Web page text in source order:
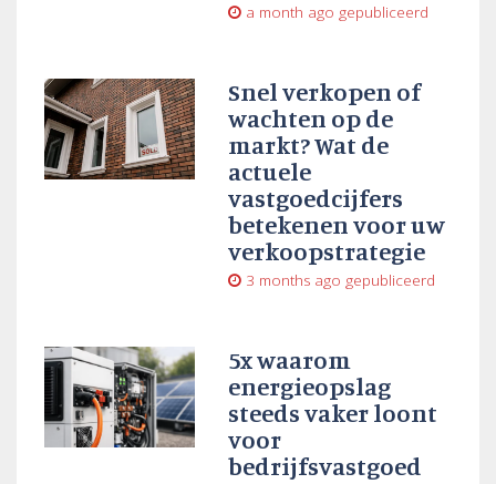
a month ago gepubliceerd
Snel verkopen of
wachten op de
markt? Wat de
actuele
vastgoedcijfers
betekenen voor uw
verkoopstrategie
3 months ago gepubliceerd
5x waarom
energieopslag
steeds vaker loont
voor
bedrijfsvastgoed